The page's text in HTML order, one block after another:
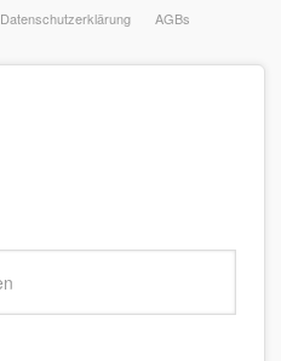
Datenschutzerklärung AGBs